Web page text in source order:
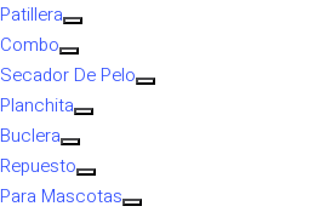
Patillera
Combo
Secador De Pelo
Planchita
Buclera
Repuesto
Para Mascotas